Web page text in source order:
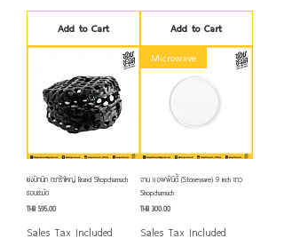
Add to Cart Add to Cart
เข่งปิกนิก ตะกร้าใหญ่ Brand Shopchamuch
ชอบชะมัด
Price
THB 595.00
Sales Tax Included
Microwave
จาน แอฟฟินิตี้ (Stoneware) 9 inch ขาว
Shopchamuch
Price
THB 300.00
Sales Tax Included